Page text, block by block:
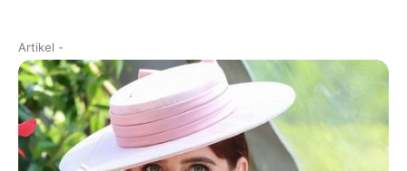
Artikel -